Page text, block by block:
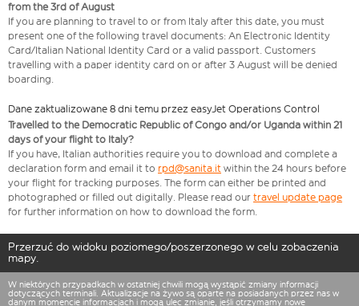
from the 3rd of August
If you are planning to travel to or from Italy after this date, you must
present one of the following travel documents: An Electronic Identity
Card/Italian National Identity Card or a valid passport. Customers
travelling with a paper identity card on or after 3 August will be denied
boarding.
Dane zaktualizowane 8 dni temu przez easyJet Operations Control
Travelled to the Democratic Republic of Congo and/or Uganda within 21
days of your flight to Italy?
If you have, Italian authorities require you to download and complete a
declaration form and email it to rpd@sanita.it within the 24 hours before
your flight for tracking purposes. The form can either be printed and
photographed or filled out digitally. Please read our travel update page
for further information on how to download the form.
Przerzuć do widoku poziomego/poszerzonego w celu zobaczenia
mapy.
W niektórych przypadkach w ostatniej chwili mogą wystąpić zmiany informacji
dotyczących terminali. Aktualizacje na żywo są oparte na posiadanych przez nas w
danym momencie informacjach i mogą ulec zmianie, jeśli otrzymamy nowe